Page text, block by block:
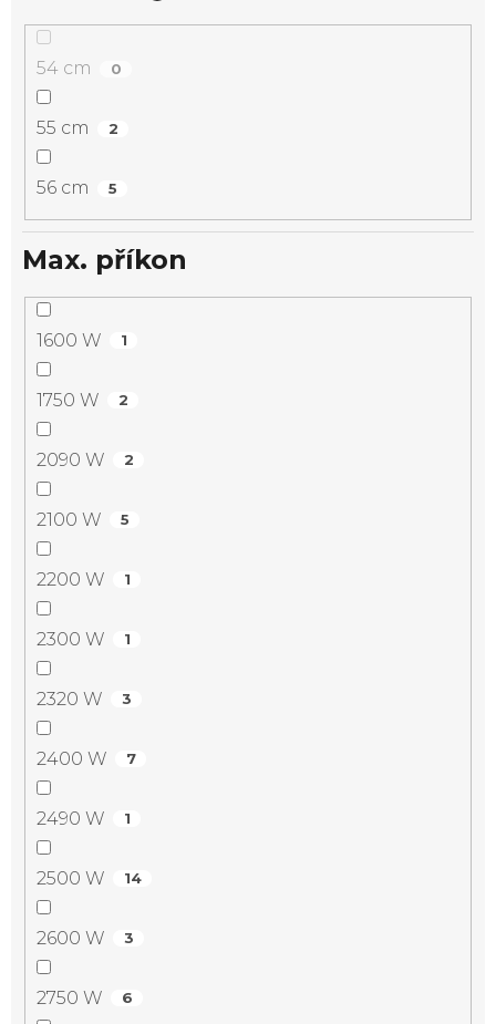
54 cm 0
55 cm 2
56 cm 5
Max. příkon
1600 W 1
1750 W 2
2090 W 2
2100 W 5
2200 W 1
2300 W 1
2320 W 3
2400 W 7
2490 W 1
2500 W 14
2600 W 3
2750 W 6